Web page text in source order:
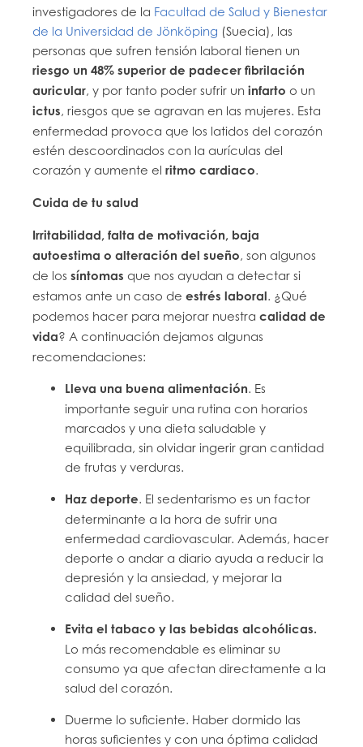
investigadores de la Facultad de Salud y Bienestar
de la Universidad de Jönköping (Suecia), las
personas que sufren tensión laboral tienen un
riesgo un 48% superior de padecer fibrilación
auricular, y por tanto poder sufrir uninfarto o un
ictus, riesgos que se agravan en las mujeres. Esta
enfermedad provoca que los latidos del corazón
estén descoordinados con la aurículas del
corazón y aumente elritmo cardiaco.
Cuida de tu salud
Irritabilidad, falta de motivación, baja
autoestima o alteración del sueño, son algunos
de lossíntomas que nos ayudan a detectar si
estamos ante un caso deestrés laboral. ¿Qué
podemos hacer para mejorar nuestracalidad de
vida? A continuación dejamos algunas
recomendaciones:
Lleva una buena alimentación. Es
importante seguir una rutina con horarios
marcados y una dieta saludable y
equilibrada, sin olvidar ingerir gran cantidad
de frutas y verduras.
Haz deporte. El sedentarismo es un factor
determinante a la hora de sufrir una
enfermedad cardiovascular. Además, hacer
deporte o andar a diario ayuda a reducir la
depresión y la ansiedad, y mejorar la
calidad del sueño.
Evita el tabaco y las bebidas alcohólicas.
Lo más recomendable es eliminar su
consumo ya que afectan directamente a la
salud del corazón.
Duerme lo suficiente. Haber dormido las
horas suficientes y con una óptima calidad